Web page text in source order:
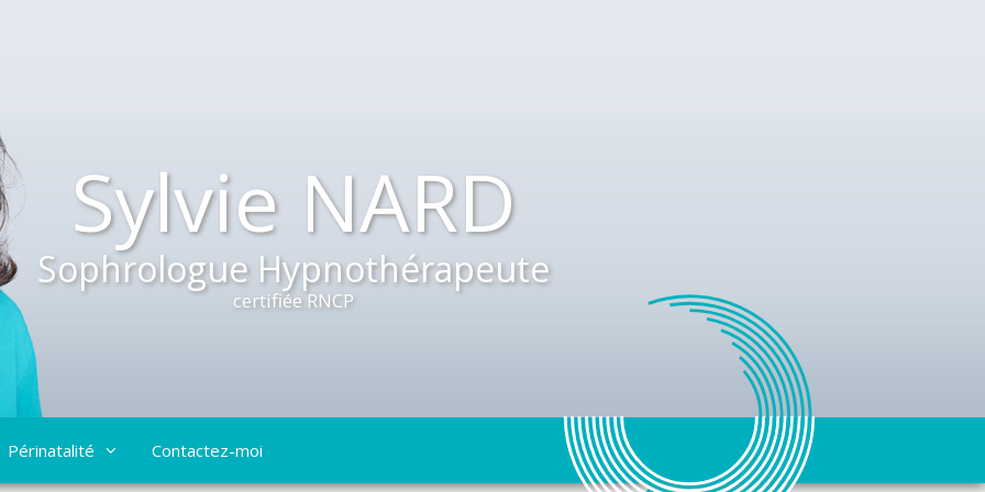
Sylvie NARD
Sophrologue Hypnothérapeute
certifiée RNCP
Périnatalité Contactez-moi